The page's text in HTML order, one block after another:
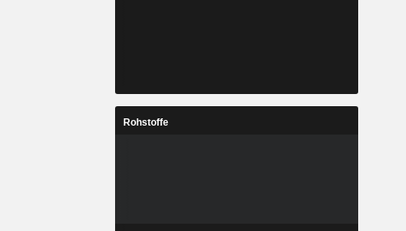
Rohstoffe